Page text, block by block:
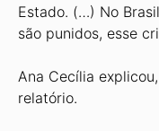
Estado. (…) No
são punidos, esse
Ana Cecília
relatório.